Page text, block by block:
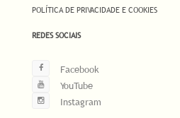
POLÍTICA DE PRIVACIDADE E COOKIES
REDES SOCIAIS
Facebook
YouTube
Instagram